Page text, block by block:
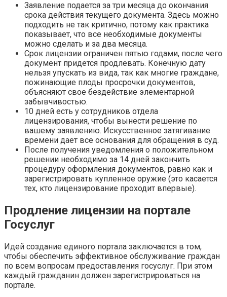
Заявление подается за три месяца до окончания
срока действия текущего документа. Здесь можно
подходить не так критично, потому как практика
показывает, что все необходимые документы
можно сделать и за два месяца.
Срок лицензии ограничен пятью годами, после чего
документ придется продлевать. Конечную дату
нельзя упускать из вида, так как многие граждане,
пожинающие плоды просрочки документов,
объясняют свое бездействие элементарной
забывчивостью.
10 дней есть у сотрудников отдела
лицензирования, чтобы вынести решение по
вашему заявлению. Искусственное затягивание
времени дает все основания для обращения в суд.
После получения уведомления о положительном
решении необходимо за 14 дней закончить
процедуру оформления документов, равно как и
зарегистрировать купленное оружие (это касается
тех, кто лицензирование проходит впервые).
Продление лицензии на портале
Госуслуг
Идей создание единого портала заключается в том,
чтобы обеспечить эффективное обслуживание граждан
по всем вопросам предоставления госуслуг. При этом
каждый гражданин должен зарегистрироваться на
портале.